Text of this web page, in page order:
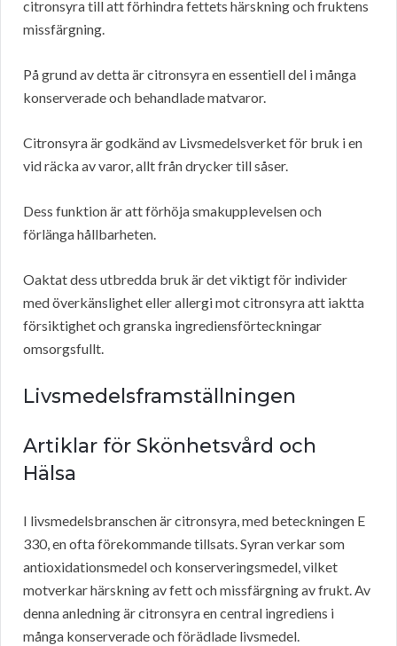
citronsyra till att förhindra fettets härskning och fruktens
missfärgning.
På grund av detta är citronsyra en essentiell del i många
konserverade och behandlade matvaror.
Citronsyra är godkänd av Livsmedelsverket för bruk i en
vid räcka av varor, allt från drycker till såser.
Dess funktion är att förhöja smakupplevelsen och
förlänga hållbarheten.
Oaktat dess utbredda bruk är det viktigt för individer
med överkänslighet eller allergi mot citronsyra att iaktta
försiktighet och granska ingrediensförteckningar
omsorgsfullt.
Livsmedelsframställningen
Artiklar för Skönhetsvård och
Hälsa
I livsmedelsbranschen är citronsyra, med beteckningen E
330, en ofta förekommande tillsats. Syran verkar som
antioxidationsmedel och konserveringsmedel, vilket
motverkar härskning av fett och missfärgning av frukt. Av
denna anledning är citronsyra en central ingrediens i
många konserverade och förädlade livsmedel.